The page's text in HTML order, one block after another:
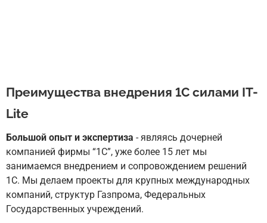
Преимущества внедрения 1С силами IT-
Lite
Большой опыт и экспертиза - являясь дочерней
компанией фирмы “1С”, уже более 15 лет мы
занимаемся внедрением и сопровождением решений
1С. Мы делаем проекты для крупных международных
компаний, структур Газпрома, Федеральных
Государственных учреждений.